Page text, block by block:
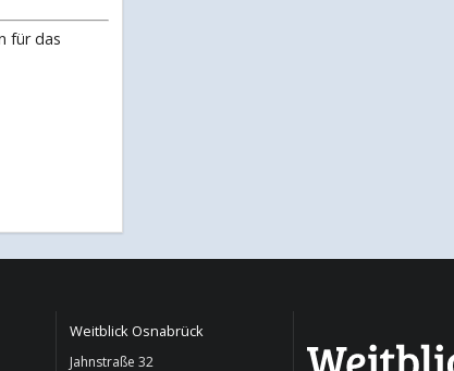
für das
Weitblick Osnabrück
Jahnstraße 32